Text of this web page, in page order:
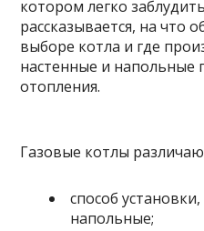
котором легко
рассказывается, на
выборе котла и где
настенные и напольные
отопления.
Газовые котлы
способ
напольные;